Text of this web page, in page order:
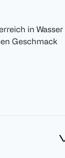
in Wasser
Geschmack